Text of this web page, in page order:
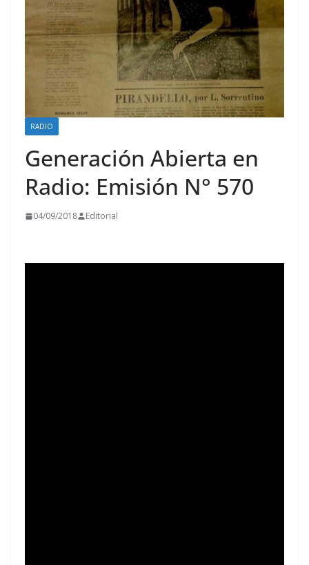
RADIO
Generación Abierta en
Radio: Emisión N° 570
04/09/2018 Editorial